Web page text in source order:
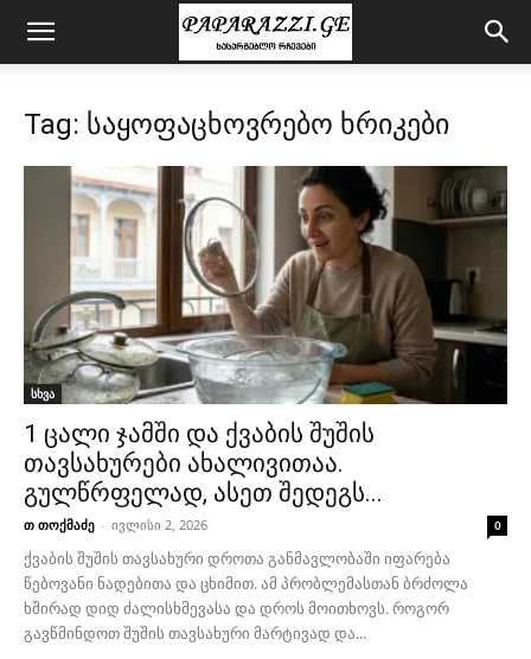
Tag: საყოფაცხოვრებო ხრიკები
სხვა
1 ცალი ჯამში და ქვაბის შუშის
თავსახურები ახალივითაა.
გულწრფელად, ასეთ შედეგს...
თ თოქმაძე - ივლისი 2, 2026 0
ქვაბის შუშის თავსახური დროთა განმავლობაში იფარება
წებოვანი ნადებითა და ცხიმით. ამ პრობლემასთან ბრძოლა
ხშირად დიდ ძალისხმევასა და დროს მოითხოვს. როგორ
გავწმინდოთ შუშის თავსახური მარტივად და...